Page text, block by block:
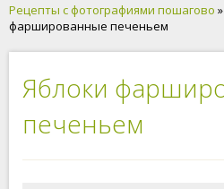
Рецепты с фотографиями пошагово »
фаршированные печеньем
Яблоки
печеньем